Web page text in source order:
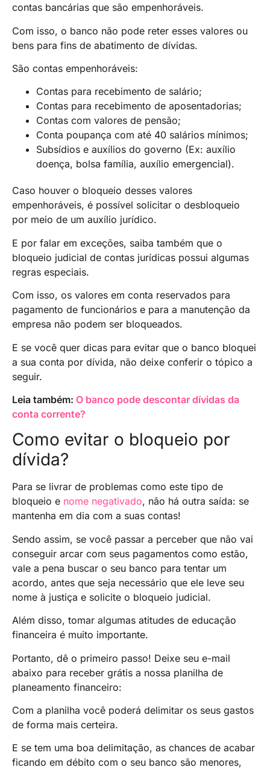
contas bancárias que são empenhoráveis.
Com isso, o banco não pode reter esses valores ou
bens para fins de abatimento de dívidas.
São contas empenhoráveis:
Contas para recebimento de salário;
Contas para recebimento de aposentadorias;
Contas com valores de pensão;
Conta poupança com até 40 salários mínimos;
Subsídios e auxílios do governo (Ex: auxílio
doença, bolsa família, auxílio emergencial).
Caso houver o bloqueio desses valores
empenhoráveis, é possível solicitar o desbloqueio
por meio de um auxílio jurídico.
E por falar em exceções, saiba também que o
bloqueio judicial de contas jurídicas possui algumas
regras especiais.
Com isso, os valores em conta reservados para
pagamento de funcionários e para a manutenção da
empresa não podem ser bloqueados.
E se você quer dicas para evitar que o banco bloquei
a sua conta por dívida, não deixe conferir o tópico a
seguir.
Leia também: O banco pode descontar dívidas da
conta corrente?
Como evitar o bloqueio por
dívida?
Para se livrar de problemas como este tipo de
bloqueio e nome negativado, não há outra saída: se
mantenha em dia com a suas contas!
Sendo assim, se você passar a perceber que não vai
conseguir arcar com seus pagamentos como estão,
vale a pena buscar o seu banco para tentar um
acordo, antes que seja necessário que ele leve seu
nome à justiça e solicite o bloqueio judicial.
Além disso, tomar algumas atitudes de educação
financeira é muito importante.
Portanto, dê o primeiro passo! Deixe seu e-mail
abaixo para receber grátis a nossa planilha de
planeamento financeiro:
Com a planilha você poderá delimitar os seus gastos
de forma mais certeira.
E se tem uma boa delimitação, as chances de acabar
ficando em débito com o seu banco são menores,